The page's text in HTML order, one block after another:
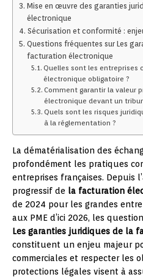
Mise en œuvre des garanties
électronique
Sécurisation et conformité :
Questions fréquentes sur Les
facturation électronique
Quelles sont les entreprises
électronique obligatoire ?
Comment garantir la valeur
électronique devant un
Quels sont les risques
à la réglementation ?
La dématérialisation des
profondément les pratiques
entreprises françaises. Depuis
progressif de la facturation
de 2024 pour les grandes
aux PME d’ici 2026, les
Les garanties juridiques de la
constituent un enjeu majeur
commerciales et respecter les
protections légales visent à